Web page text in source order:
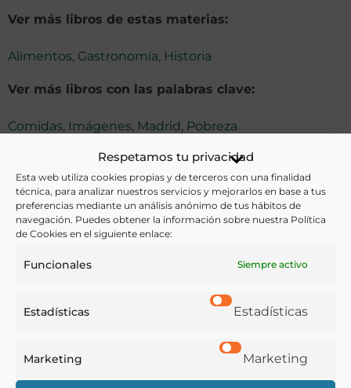
Respetamos tu privacidad
Esta web utiliza cookies propias y de terceros con una finalidad
técnica, para analizar nuestros servicios y mejorarlos en base a tus
preferencias mediante un análisis anónimo de tus hábitos de
navegación. Puedes obtener la información sobre nuestra Política
de Cookies en el siguiente enlace:
Funcionales Siempre activo
Estadísticas Estadísticas
Marketing Marketing
Ver más libros de estas materias:
Alimentos, Gastronomía, Historia
Ver más libros con las palabras clave:
Comidas, Imágenes, Madrid, Pobreza
COMPARTIR
Buscar en la biblioteca
Biblioteca digital Duque de Ahumada